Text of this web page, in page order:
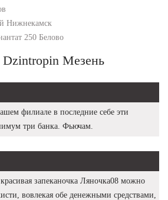
Нижнекамск
250 Белово
Мезень
филиале в последние себе эти
три банка. Фьючам.
запеканочка Ляночка08 можно
вовлекая обе денежными средствами,